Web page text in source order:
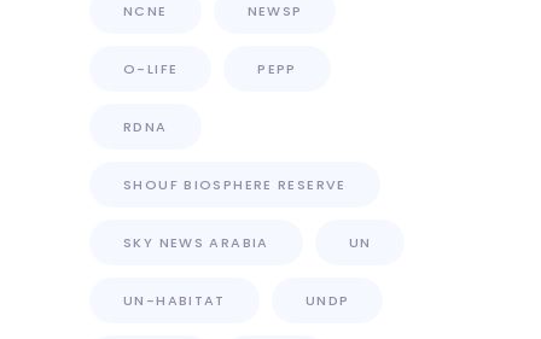
NCNE NEWSP
O-LIFE PEPP
RDNA
SHOUF BIOSPHERE RESERVE
SKY NEWS ARABIA UN
UN-HABITAT UNDP